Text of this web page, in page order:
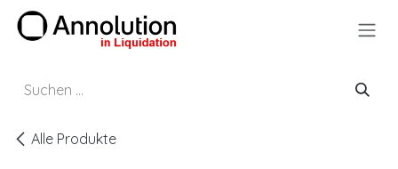
Zum Inhalt springen
Alle Produkte